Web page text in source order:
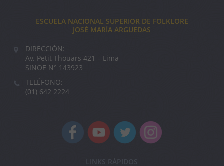
ESCUELA NACIONAL SUPERIOR DE FOLKLORE
JOSÉ MARÍA ARGUEDAS
DIRECCIÓN:
Av. Petit Thouars 421 – Lima
SINOE N° 143923
TELÉFONO:
(01) 642 2224
LINKS RÁPIDOS